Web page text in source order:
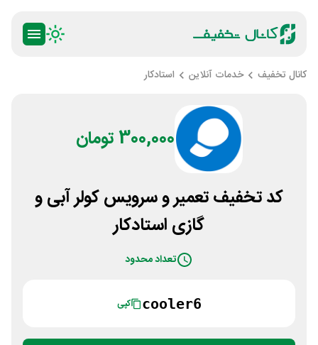
کانال تخفیف خدمات آنلاین استادکار
300,000 تومان
کد تخفیف تعمیر و سرویس کولر آبی و
گازی استادکار
تعداد محدود
cooler6 کپی